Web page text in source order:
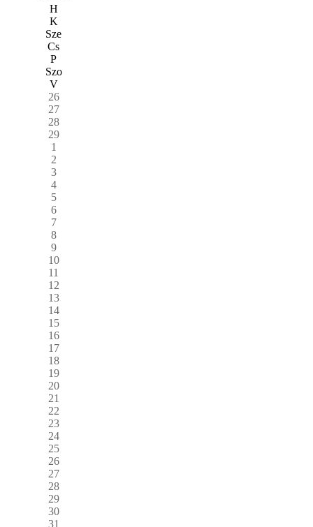
H
K
Sze
Cs
P
Szo
V
26
27
28
29
1
2
3
4
5
6
7
8
9
10
11
12
13
14
15
16
17
18
19
20
21
22
23
24
25
26
27
28
29
30
31